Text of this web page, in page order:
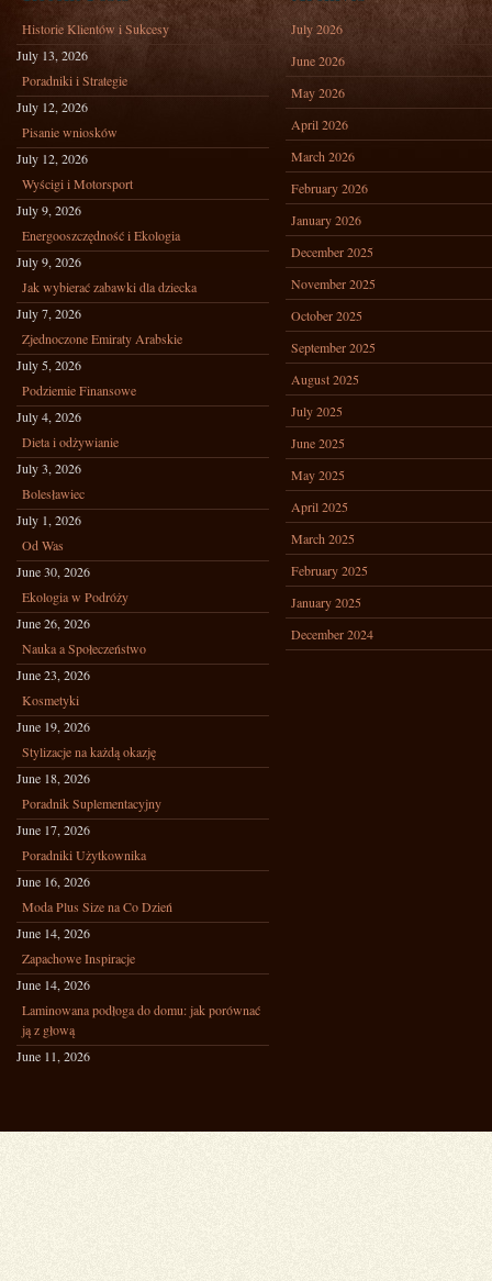
Historie Klientów i Sukcesy
July 13, 2026
Poradniki i Strategie
July 12, 2026
Pisanie wniosków
July 12, 2026
Wyścigi i Motorsport
July 9, 2026
Energooszczędność i Ekologia
July 9, 2026
Jak wybierać zabawki dla dziecka
July 7, 2026
Zjednoczone Emiraty Arabskie
July 5, 2026
Podziemie Finansowe
July 4, 2026
Dieta i odżywianie
July 3, 2026
Bolesławiec
July 1, 2026
Od Was
June 30, 2026
Ekologia w Podróży
June 26, 2026
Nauka a Społeczeństwo
June 23, 2026
Kosmetyki
June 19, 2026
Stylizacje na każdą okazję
June 18, 2026
Poradnik Suplementacyjny
June 17, 2026
Poradniki Użytkownika
June 16, 2026
Moda Plus Size na Co Dzień
June 14, 2026
Zapachowe Inspiracje
June 14, 2026
Laminowana podłoga do domu: jak porównać
ją z głową
June 11, 2026
July 2026
June 2026
May 2026
April 2026
March 2026
February 2026
January 2026
December 2025
November 2025
October 2025
September 2025
August 2025
July 2025
June 2025
May 2025
April 2025
March 2025
February 2025
January 2025
December 2024